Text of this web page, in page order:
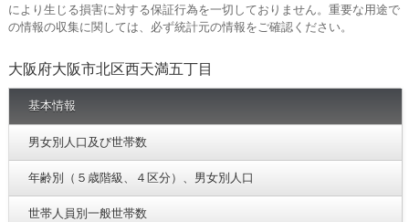
により生じる損害に対する保証行為を一切しておりません。重要な用途で
の情報の収集に関しては、必ず統計元の情報をご確認ください。
大阪府大阪市北区西天満五丁目
基本情報
男女別人口及び世帯数
年齢別（５歳階級、４区分）、男女別人口
世帯人員別一般世帯数